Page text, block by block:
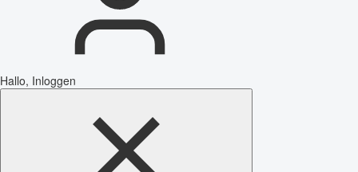
Hallo, Inloggen